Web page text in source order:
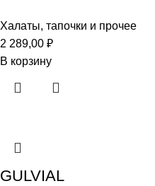
Халаты, тапочки и прочее
2 289,00 ₽
В корзину
GULVIAL